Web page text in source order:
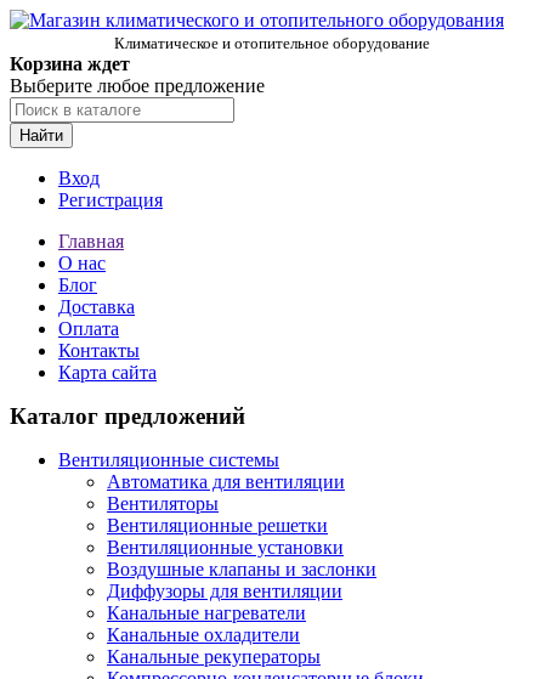
Климатическое и отопительное оборудование
Корзина ждет
Выберите любое предложение
Найти
Вход
Регистрация
Главная
О нас
Блог
Доставка
Оплата
Контакты
Карта сайта
Каталог предложений
Вентиляционные системы
Автоматика для вентиляции
Вентиляторы
Вентиляционные решетки
Вентиляционные установки
Воздушные клапаны и заслонки
Диффузоры для вентиляции
Канальные нагреватели
Канальные охладители
Канальные рекуператоры